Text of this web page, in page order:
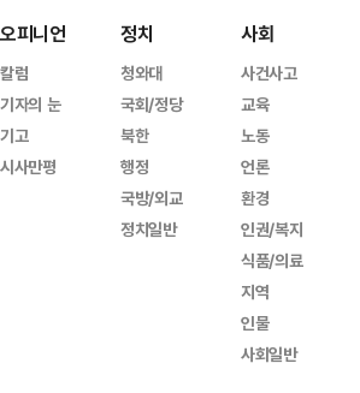
오피니언
칼럼
기자의 눈
기고
시사만평
정치
청와대
국회/정당
북한
행정
국방/외교
정치일반
사회
사건사고
교육
노동
언론
환경
인권/복지
식품/의료
지역
인물
사회일반